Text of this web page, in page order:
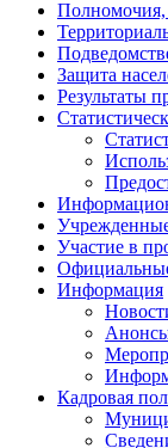
Полномочия,
Защита
Результаты
Участие в
Информация
Кадровая